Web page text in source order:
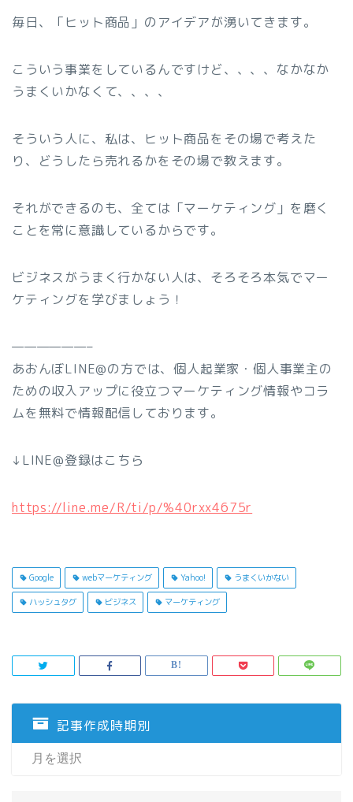
毎日、「ヒット商品」のアイデアが湧いてきます。
こういう事業をしているんですけど、、、、なかなか
うまくいかなくて、、、、
そういう人に、私は、ヒット商品をその場で考えた
り、どうしたら売れるかをその場で教えます。
それができるのも、全ては「マーケティング」を磨く
ことを常に意識しているからです。
ビジネスがうまく行かない人は、そろそろ本気でマー
ケティングを学びましょう！
——————–
あおんぼLINE@の方では、個人起業家・個人事業主の
ための収入アップに役立つマーケティング情報やコラ
ムを無料で情報配信しております。
↓LINE@登録はこちら
https://line.me/R/ti/p/%40rxx4675r
Google webマーケティング Yahoo! うまくいかない
ハッシュタグ ビジネス マーケティング
記事作成時期別